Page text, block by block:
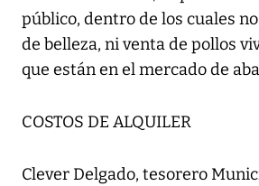
público, dentro de los cuales
de belleza, ni venta de pollos
que están en el mercado de
COSTOS DE ALQUILER
Clever Delgado, tesorero